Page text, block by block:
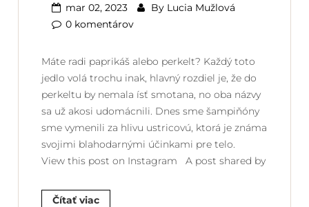
mar 02, 2023 By Lucia Mužlová
0 komentárov
Máte radi paprikáš alebo perkelt? Každý toto
jedlo volá trochu inak, hlavný rozdiel je, že do
perkeltu by nemala ísť smotana, no oba názvy
sa už akosi udomácnili. Dnes sme šampiňóny
sme vymenili za hlivu ustricovú, ktorá je známa
svojimi blahodarnými účinkami pre telo.
View this post on Instagram A post shared by
Čítať viac